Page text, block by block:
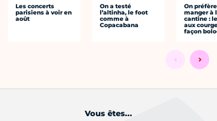
Les concerts
parisiens à voir en
août
On a testé
l’altinha, le foot
comme à
Copacabana
On préfère
manger à
cantine :
aux
façon
Vous êtes...